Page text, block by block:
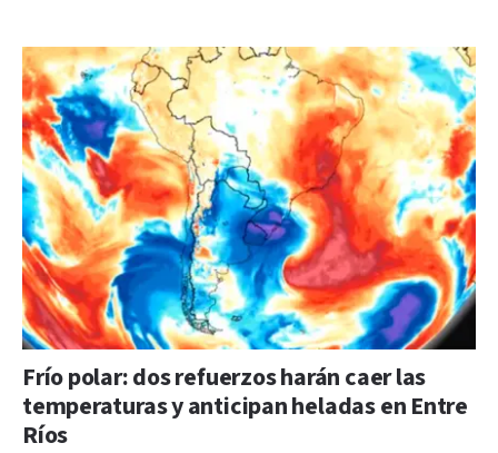
Frío polar: dos refuerzos harán caer las
temperaturas y anticipan heladas en Entre
Ríos